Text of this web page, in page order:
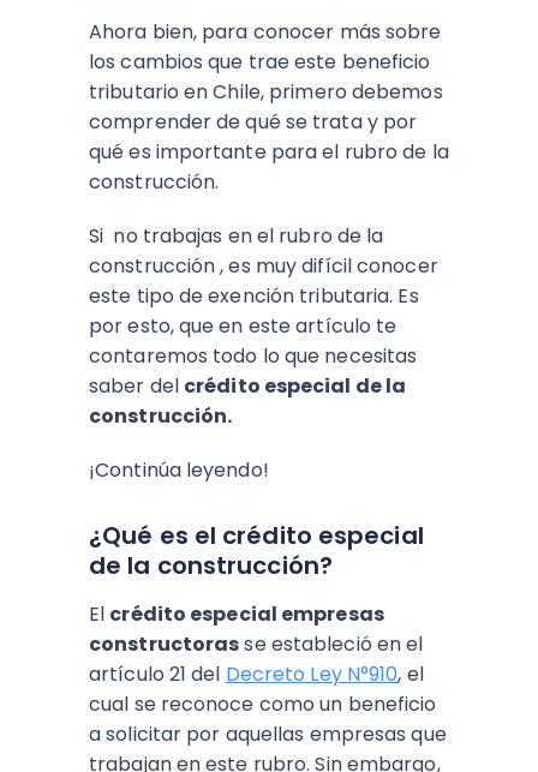
Ahora bien, para conocer más sobre
los cambios que trae este beneficio
tributario en Chile, primero debemos
comprender de qué se trata y por
qué es importante para el rubro de la
construcción.
Si no trabajas en el rubro de la
construcción , es muy difícil conocer
este tipo de exención tributaria. Es
por esto, que en este artículo te
contaremos todo lo que necesitas
saber del crédito especial de la
construcción.
¡Continúa leyendo!
¿Qué es el crédito especial
de la construcción?
El crédito especial empresas
constructorasse estableció en el
artículo 21 del Decreto Ley N°910, el
cual se reconoce como un beneficio
a solicitar por aquellas empresas que
trabajan en este rubro. Sin embargo,